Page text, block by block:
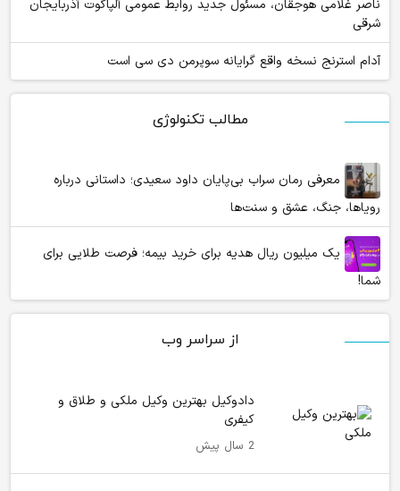
مطالب تکنولوژی
معرفی رمان سراب بی‌پایان داود سعیدی؛ داستانی درباره
رویاها، جنگ، عشق و سنت‌ها
یک میلیون ریال هدیه برای خرید بیمه؛ فرصت طلایی برای
شما!
از سراسر وب
دادوکیل بهترین وکیل ملکی و طلاق و
کیفری
2 سال پیش
ناصر غلامی هوجقان، مسئول جدید روابط عمومی آلپاگوت آذربایجان
شرقی
آدام استرنج نسخه واقع گرایانه سوپرمن دی سی است